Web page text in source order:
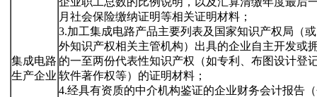
集成电路
生产企业
月社会保险缴纳证明等相关证明材料；
3.加工集成电路产品主要列表及国家知识产权局（
外知识产权相关主管机构）出具的企业自主开发或
的一至两份代表性知识产权（如专利、布图设计登
软件著作权等）的证明材料；
4.经具有资质的中介机构鉴证的企业财务会计报告